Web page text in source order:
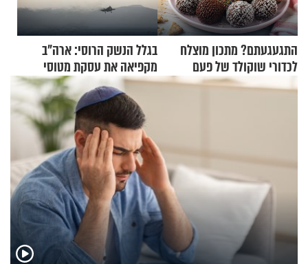
התגעגעתם? מתכון מוצלח
לכדורי שוקולד של פעם
בגלל הנשק הרוסי: ארה"ב
מקפיאה את עסקת מטוסי
הקרב לטורקיה